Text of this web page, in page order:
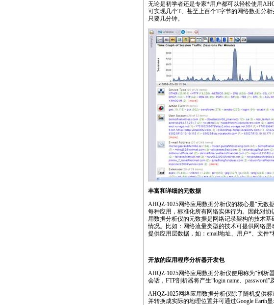
无论是初学者还是专家*用户都可以轻松使用
可实现几个T、甚至上百个T字节的网络数据分
只要几分钟。
丰富和详细的元数据
AHQZ-1025网络应用数据分析仪的核心是“元数
每种应用，标准化所有网络实体行为。因此对
用数据分析仪的元数据是网络记录架构的技术
情况。比如：网络流量类型的技术可提供网络
提供应用层数据，如：email地址、用户*、文件*
开放的应用程序分析器开发包
AHQZ-1025网络应用数据分析仪使用称为“剖析
会话，FTP剖析器将产生“login name、password”
AHQZ-1025网络应用数据分析仪除了随机提供
并转换成实际的地理位置并可通过Google Earth显